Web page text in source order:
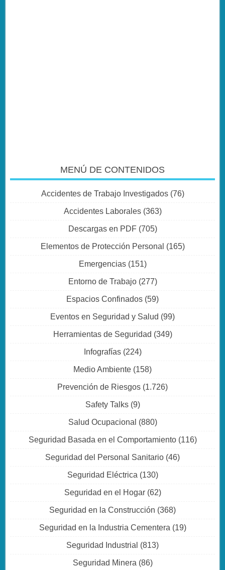
MENÚ DE CONTENIDOS
Accidentes de Trabajo Investigados(76)
Accidentes Laborales(363)
Descargas en PDF(705)
Elementos de Protección Personal (165)
Emergencias(151)
Entorno de Trabajo(277)
Espacios Confinados (59)
Eventos en Seguridad y Salud (99)
Herramientas de Seguridad (349)
Infografías(224)
Medio Ambiente (158)
Prevención de Riesgos (1.726)
Safety Talks(9)
Salud Ocupacional (880)
Seguridad Basada en el Comportamiento(116)
Seguridad del Personal Sanitario (46)
Seguridad Eléctrica (130)
Seguridad en el Hogar(62)
Seguridad en la Construcción (368)
Seguridad en la Industria Cementera (19)
Seguridad Industrial (813)
Seguridad Minera (86)